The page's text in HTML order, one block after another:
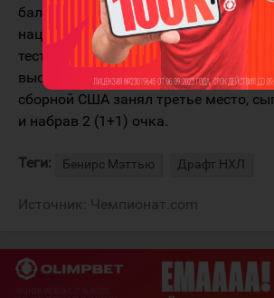
балла. Команда не сыграла в плей-
национального чемпионата из-за
тестов игроков на коронавирус.
выступил на чемпионате мира в
сборной США занял третье место,
и набрав 2 (1+1) очка.
Теги: Бенирс Мэттью Драфт НХЛ
Источник: Чемпионат.com